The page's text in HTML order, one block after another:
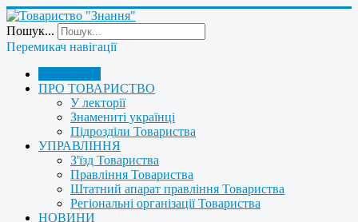
Пошук...
Перемикач навігації
ПРО ТОВАРИСТВО
У лекторії
Знамениті українці
Підрозділи Товариства
УПРАВЛІННЯ
З'їзд Товариства
Правління Товариства
Штатний апарат правління Товариства
Регіональні організації Товариства
НОВИНИ